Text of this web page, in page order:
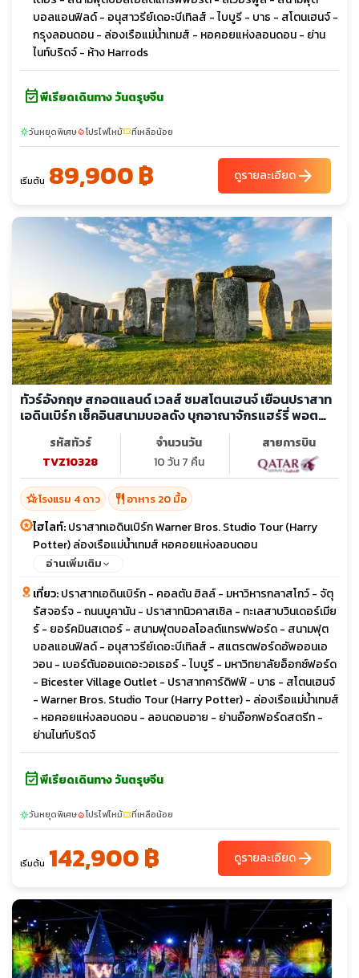
บอลแอนฟิลด์ - อนุสาวรีย์เดอะบีเทิลส์ - ไบบูรี - บาธ - สโตนเฮนจ์ -
กรุงลอนดอน - ล่องเรือแม่น้ำเทมส์ - หอคอยแห่งลอนดอน - ย่าน
ไนท์บริดจ์ - ห้าง Harrods
event_availableพีเรียดเดินทาง วันตรุษจีน
sunnyวันหยุดพิเศษlocal_fire_departmentโปรไฟไหม้confirmation_numberที่เหลือน้อย
เริ่มต้น 89,900 ฿ ดูรายละเอียดarrow_forward
ทัวร์อังกฤษ สกอตแลนด์ เวลส์ ชมสโตนเฮนจ์ เยือนปราสาท
เอดินเบิร์ก เช็คอินสนามบอลดัง บุกอาณาจักรแฮร์รี่ พอต
รหัสทัวร์
TVZ10328
จำนวนวัน
10 วัน 7 คืน
สายการบิน
hotel_classโรงแรม 4 ดาว restaurant อาหาร 20 มื้อ
ไฮไลท์:ปราสาทเอดินเบิร์ก Warner Bros. Studio Tour (Harry
Potter) ล่องเรือแม่น้ำเทมส์ หอคอยแห่งลอนดอน
อ่านเพิ่มเติม
เที่ยว:ปราสาทเอดินเบิร์ก - คอลตัน ฮิลล์ - มหาวิหารกลาสโกว์ - จัตุ
รัสจอร์จ - ถนนบูคานัน - ปราสาทนิวคาสเซิล - ทะเลสาบวินเดอร์เมีย
ร์ - ยอร์คมินสเตอร์ - สนามฟุตบอลโอลด์แทรฟฟอร์ด - สนามฟุต
บอลแอนฟิลด์ - อนุสาวรีย์เดอะบีเทิลส์ - สแตรตฟอร์ดอัพออนเอ
วอน - เบอร์ตันออนเดอะวอเธอร์ - ไบบูรี - มหาวิทยาลัยอ็อกซ์ฟอร์ด
- Bicester Village Outlet - ปราสาทคาร์ดิฟฟ์ - บาธ - สโตนเฮนจ์
- Warner Bros. Studio Tour (Harry Potter) - ล่องเรือแม่น้ำเทมส์
- หอคอยแห่งลอนดอน - ลอนดอนอาย - ย่านอ๊อกฟอร์ดสตรีท -
ย่านไนท์บริดจ์
event_availableพีเรียดเดินทาง วันตรุษจีน
sunnyวันหยุดพิเศษlocal_fire_departmentโปรไฟไหม้confirmation_numberที่เหลือน้อย
เริ่มต้น 142,900 ฿ ดูรายละเอียดarrow_forward